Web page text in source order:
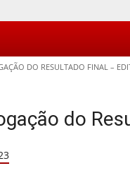
DO RESULTADO FINAL –
do